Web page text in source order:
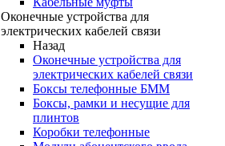
Оконечные устройства для
электрических кабелей связи
Назад
Оконечные устройства для
электрических кабелей связи
Боксы телефонные БММ
Боксы, рамки и несущие для
плинтов
Коробки телефонные